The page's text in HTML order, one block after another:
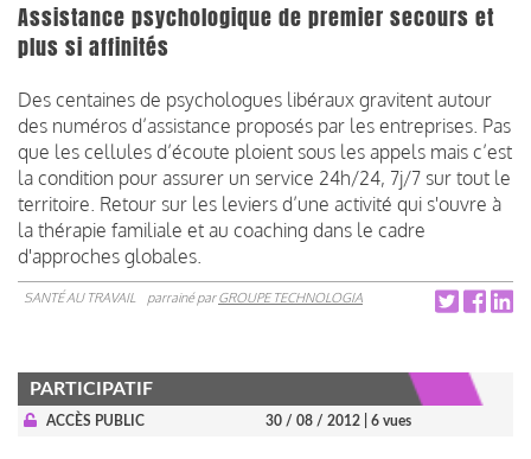
Assistance psychologique de premier secours et
plus si affinités
Des centaines de psychologues libéraux gravitent autour
des numéros d’assistance proposés par les entreprises. Pas
que les cellules d’écoute ploient sous les appels mais c’est
la condition pour assurer un service 24h/24, 7j/7 sur tout le
territoire. Retour sur les leviers d’une activité qui s'ouvre à
la thérapie familiale et au coaching dans le cadre
d'approches globales.
SANTÉ AU TRAVAIL parrainé parGROUPE TECHNOLOGIA
PARTICIPATIF
ACCÈS PUBLIC 30 / 08 / 2012 | 6 vues